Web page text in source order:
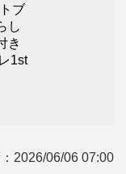
ブ
し
き
1st
2026/06/06 07:00